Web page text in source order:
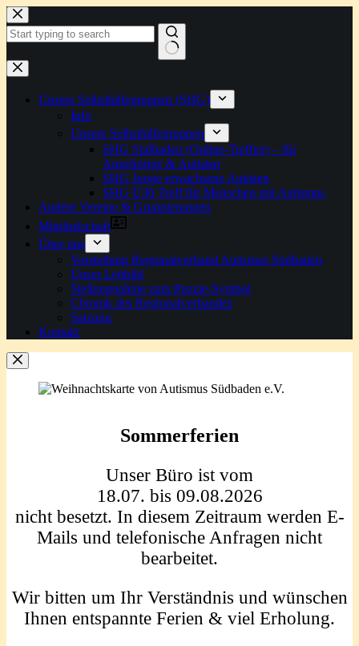
Zum
Inhalt
springen
Keine
Ergebnisse
Unsere Selbsthilfegruppen (SHG)
Info
Unsere Selbsthilfegruppen
SHG Südbaden (Online-Treffen) – für
Angehörige & Autisten
SHG Junge erwachsene Autisten
SHG Ü30 Treff für Menschen mit Autismus
Andere Vereine & Gruppierungen
Mitgliedschaft
Über uns
Vorstellung Regionalverband Autismus Südbaden
Unser Leitbild
Stellungnahme zum Puzzle-Symbol
Chronik des Regionalverbandes
Satzung
Kontakt
Sommerferien
Unser Büro ist vom
18.07. bis 09.08.2026
nicht besetzt. In diesem Zeitraum werden E-
Mails und telefonische Anfragen nicht
bearbeitet.
Wir bitten um Ihr Verständnis und wünschen
Ihnen entspannte Ferien & viel Erholung.